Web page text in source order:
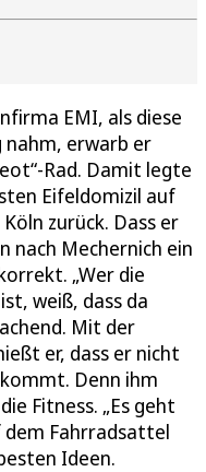
EMI, als diese
nahm, erwarb er
Rad. Damit legte
Eifeldomizil auf
zurück. Dass er
nach Mechernich ein
„Wer die
weiß, dass da
Mit der
er, dass er nicht
Denn ihm
Fitness. „Es geht
dem Fahrradsattel
Ideen.